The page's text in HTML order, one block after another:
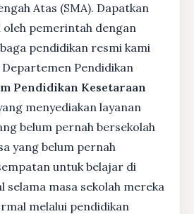
Atas (SMA). Dapatkan
oleh pemerintah dengan
pendidikan resmi kami
Pendidikan
Pendidikan Kesetaraan
menyediakan layanan
belum pernah bersekolah
yang belum pernah
untuk belajar di
selama masa sekolah mereka
melalui pendidikan